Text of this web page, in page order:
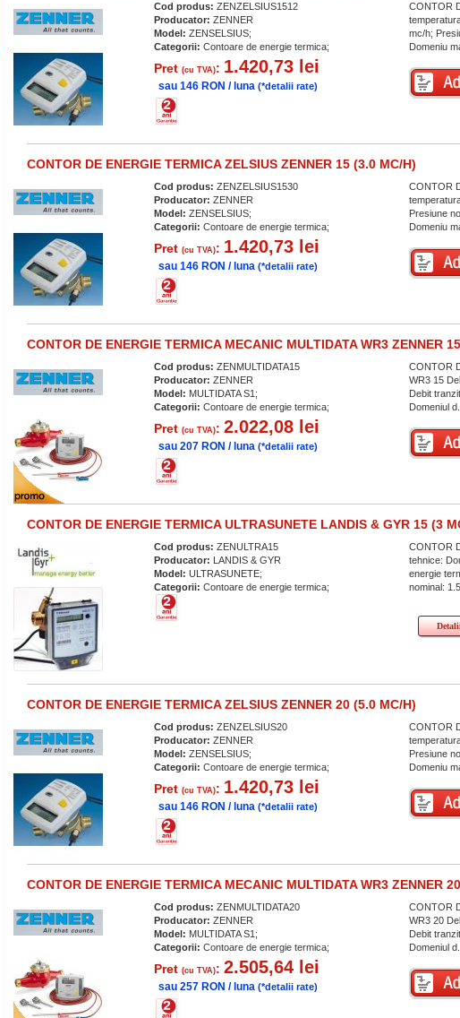
Cod produs:ZENZELSIUS1512
Producator:ZENNER
Model:ZENSELSIUS;
Categorii:Contoare de energie termica;
Pret(cu TVA): 1.420,73 lei
sau 146 RON / luna(*detalii rate)
CONTOR
mc/h;
Domeniu
CONTOR DE ENERGIE TERMICA ZELSIUS ZENNER 15 (3.0 MC/H)
Cod produs:ZENZELSIUS1530
Producator:ZENNER
Model:ZENSELSIUS;
Categorii:Contoare de energie termica;
Pret(cu TVA): 1.420,73 lei
sau 146 RON / luna(*detalii rate)
CONTOR
Presiune
Domeniu
CONTOR DE ENERGIE TERMICA MECANIC MULTIDATA WR3 ZENNER
Cod produs:ZENMULTIDATA15
Producator:ZENNER
Model: MULTIDATA S1;
Categorii:Contoare de energie termica;
Pret(cu TVA):2.022,08 lei
sau 207 RON / luna(*detalii rate)
CONTOR
WR3 15
Debit
Domeniul d...
CONTOR DE ENERGIE TERMICA ULTRASUNETE LANDIS & GYR 15 (3
Cod produs:ZENULTRA15
Producator: LANDIS & GYR
Model:ULTRASUNETE;
Categorii:Contoare de energie termica;
CONTOR
tehnice:
energie
nominal:
CONTOR DE ENERGIE TERMICA ZELSIUS ZENNER 20 (5.0 MC/H)
Cod produs:ZENZELSIUS20
Producator:ZENNER
Model:ZENSELSIUS;
Categorii:Contoare de energie termica;
Pret(cu TVA): 1.420,73 lei
sau 146 RON / luna(*detalii rate)
CONTOR
Presiune
Domeniu
CONTOR DE ENERGIE TERMICA MECANIC MULTIDATA WR3 ZENNER
Cod produs:ZENMULTIDATA20
Producator:ZENNER
Model: MULTIDATA S1;
Categorii:Contoare de energie termica;
Pret(cu TVA):2.505,64 lei
sau 257 RON / luna(*detalii rate)
CONTOR
WR3 20
Debit
Domeniul d...